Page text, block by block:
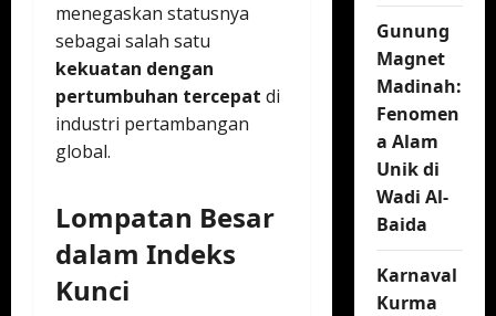
menegaskan statusnya
sebagai salah satu
kekuatan dengan
pertumbuhan tercepat di
industri pertambangan
global.
Lompatan Besar
dalam Indeks
Kunci
Gunung
Magnet
Madinah:
Fenomen
a Alam
Unik di
Wadi Al-
Baida
Karnaval
Kurma